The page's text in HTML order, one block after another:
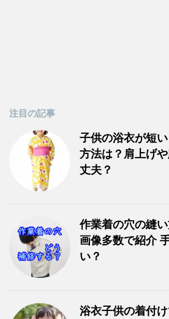
注目の記事
子供の浴衣が短
方法は？肩上げ
丈夫？
作業着の穴の縫
画像多数で紹介
い？
浴衣子供の着付